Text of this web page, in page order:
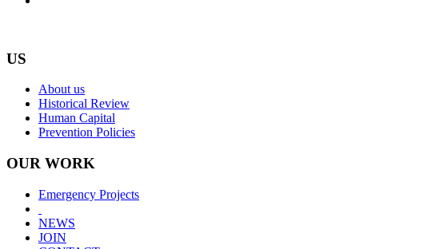
US
About us
Historical Review
Human Capital
Prevention Policies
OUR WORK
Emergency Projects
NEWS
JOIN